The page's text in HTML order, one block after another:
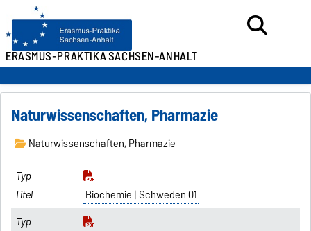
ERASMUS-PRAKTIKASACHSEN-ANHALT
Naturwissenschaften, Pharmazie
Naturwissenschaften, Pharmazie
Biochemie | Schweden 01